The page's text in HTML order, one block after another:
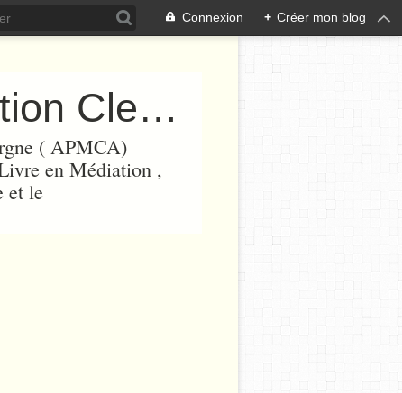
Connexion + Créer mon blog
APMCA ( Association Prix Médiation Clermont Auvergne)
( APMCA)
en Médiation ,
et le